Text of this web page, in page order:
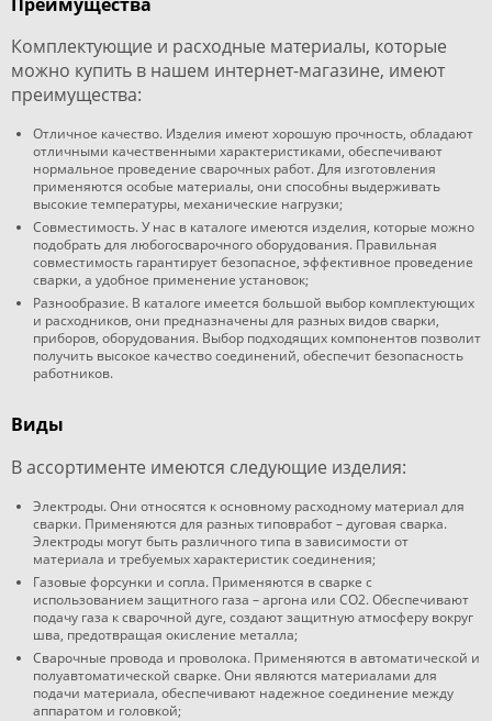
Комплектующие и расходные материалы, которые
можно купить в нашем интернет-магазине, имеют
преимущества:
Отличное качество. Изделия имеют хорошую прочность, обладают
отличными качественными характеристиками, обеспечивают
нормальное проведение сварочных работ. Для изготовления
применяются особые материалы, они способны выдерживать
высокие температуры, механические нагрузки;
Совместимость. У нас в каталоге имеются изделия, которые можно
подобрать для любогосварочного оборудования. Правильная
совместимость гарантирует безопасное, эффективное проведение
сварки, а удобное применение установок;
Разнообразие. В каталоге имеется большой выбор комплектующих
и расходников, они предназначены для разных видов сварки,
приборов, оборудования. Выбор подходящих компонентов позволит
получить высокое качество соединений, обеспечит безопасность
работников.
Виды
В ассортименте имеются следующие изделия:
Электроды. Они относятся к основному расходному материал для
сварки. Применяются для разных типовработ – дуговая сварка.
Электроды могут быть различного типа в зависимости от
материала и требуемых характеристик соединения;
Газовые форсунки и сопла. Применяются в сварке с
использованием защитного газа – аргона или CO2. Обеспечивают
подачу газа к сварочной дуге, создают защитную атмосферу вокруг
шва, предотвращая окисление металла;
Сварочные провода и проволока. Применяются в автоматической и
полуавтоматической сварке. Они являются материалами для
подачи материала, обеспечивают надежное соединение между
аппаратом и головкой;